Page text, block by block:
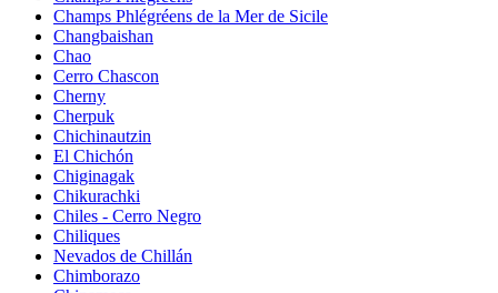
Champs Phlégréens de la Mer de Sicile
Changbaishan
Chao
Cerro Chascon
Cherny
Cherpuk
Chichinautzin
El Chichón
Chiginagak
Chikurachki
Chiles - Cerro Negro
Chiliques
Nevados de Chillán
Chimborazo